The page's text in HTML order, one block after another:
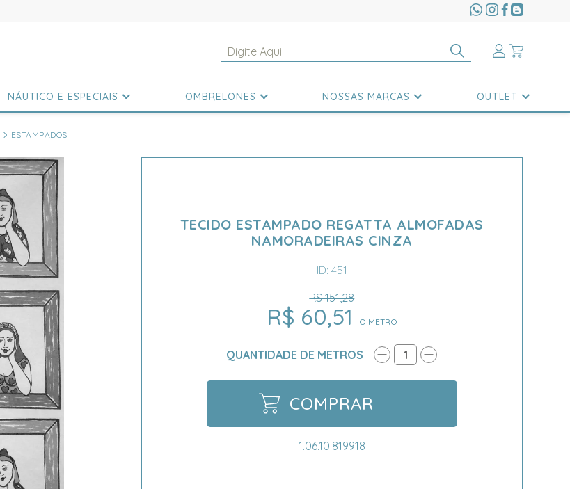
NÁUTICO E ESPECIAIS OMBRELONES NOSSAS MARCAS OUTLET
ESTAMPADOS
TECIDO ESTAMPADO REGATTA ALMOFADAS
NAMORADEIRAS CINZA
ID: 451
R$ 60,51 O METRO
R$ 151,28
QUANTIDADE DE METROS 1
COMPRAR
1.06.10.819918